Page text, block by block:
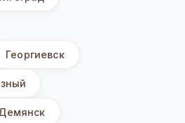
Георгиевск